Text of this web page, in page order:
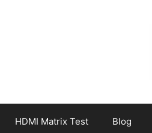
HDMI Matrix Test Blog